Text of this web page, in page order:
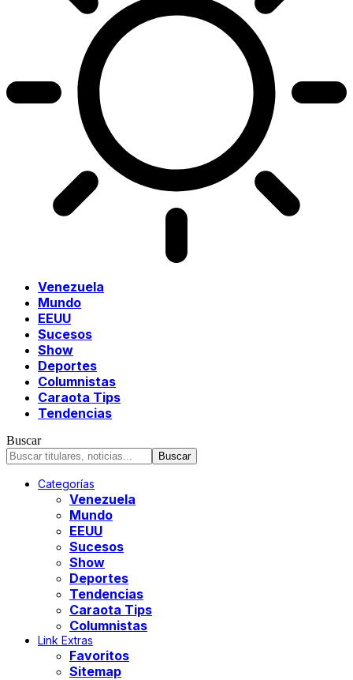
Venezuela
Mundo
EEUU
Sucesos
Show
Deportes
Columnistas
Caraota Tips
Tendencias
Buscar
Categorías
Venezuela
Mundo
EEUU
Sucesos
Show
Deportes
Tendencias
Caraota Tips
Columnistas
Link Extras
Favoritos
Sitemap